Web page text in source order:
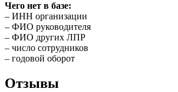
Чего нет в базе:
– ИНН организации
– ФИО руководителя
– ФИО других ЛПР
– число сотрудников
– годовой оборот
Отзывы